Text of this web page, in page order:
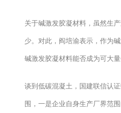
关于碱激发胶凝材料，虽然生
少。对此，阎培渝表示，作为
碱激发胶凝材料能否成为可大
谈到低碳混凝土，国建联信认
围，一是企业自身生产厂界范